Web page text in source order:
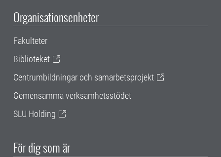
Organisationsenheter
Fakulteter
Biblioteket
Centrumbildningar och samarbetsprojekt
Gemensamma verksamhetsstödet
SLU Holding
För dig som är